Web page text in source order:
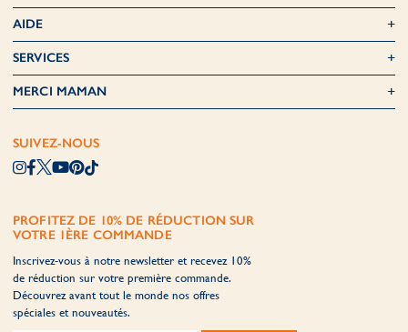
AIDE
SERVICES
MERCI MAMAN
SUIVEZ-NOUS
PROFITEZ DE 10% DE RÉDUCTION SUR
VOTRE 1ÈRE COMMANDE
Inscrivez-vous à notre newsletter et recevez 10%
de réduction sur votre première commande.
Découvrez avant tout le monde nos offres
spéciales et nouveautés.